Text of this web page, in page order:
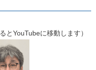
とYouTubeに移動します）